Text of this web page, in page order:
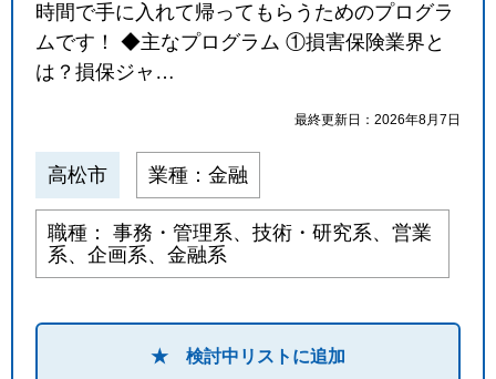
時間で手に入れて帰ってもらうためのプログラ
ムです！ ◆主なプログラム ①損害保険業界と
は？損保ジャ…
最終更新日：2026年8月7日
高松市 業種：金融
職種： 事務・管理系、技術・研究系、営業
系、企画系、金融系
★ 検討中リストに追加